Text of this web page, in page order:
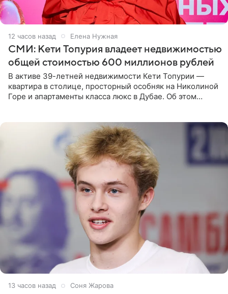
12 часов назад Елена Нужная
СМИ: Кети Топурия владеет недвижимостью
общей стоимостью 600 миллионов рублей
В активе 39-летней недвижимости Кети Топурии —
квартира в столице, просторный особняк на Николиной
Горе и апартаменты класса люкс в Дубае. Об этом
13 часов назад Соня Жарова